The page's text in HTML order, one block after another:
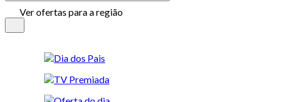
Ver ofertas para a região